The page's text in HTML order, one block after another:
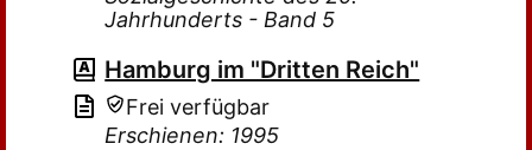
Jahrhunderts - Band 5
Hamburg im "Dritten Reich"
Frei verfügbar
Erschienen: 1995